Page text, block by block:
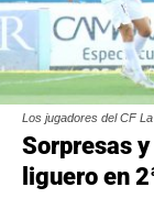
Los jugadores del CF
Sorpresas
liguero en